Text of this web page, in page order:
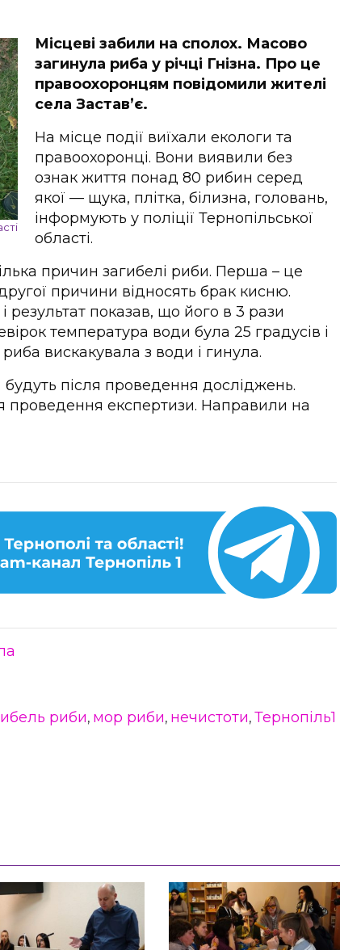
Місцеві забили на сполох. Масово
загинула риба у річці Гнізна. Про це
правоохоронцям повідомили жителі
села Застав’є.
На місце події виїхали екологи та
правоохоронці. Вони виявили без
ознак життя понад 80 рибин серед
якої — щука, плітка, білизна, головань,
інформують у поліції Тернопільської
області.
причин загибелі риби. Перша – це
причини відносять брак кисню.
результат показав, що його в 3 рази
температура води була 25 градусів і
вискакувала з води і гинула.
після проведення досліджень.
проведення експертизи. Направили на
риби, мор риби, нечистоти, Тернопіль1